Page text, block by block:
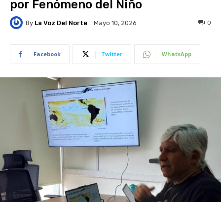
por Fenómeno del Niño
By La Voz Del Norte Mayo 10, 2026 0
Facebook Twitter WhatsApp